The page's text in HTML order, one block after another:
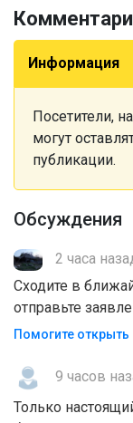
Информация
Посетители,
могут
публикации.
Обсуждения
2 часа
Сходите в
отправьте
Помогите
9 часов
Только